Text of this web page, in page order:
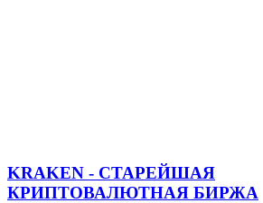
KRAKEN - СТАРЕЙШАЯ
КРИПТОВАЛЮТНАЯ БИРЖА